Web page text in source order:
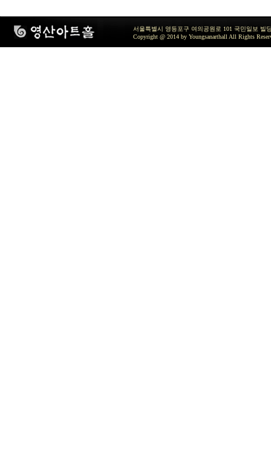
서울특별시 영등포구 여의공원로 101 국민일보 빌
Copyright @ 2014 by Youngsanarthall All Rights